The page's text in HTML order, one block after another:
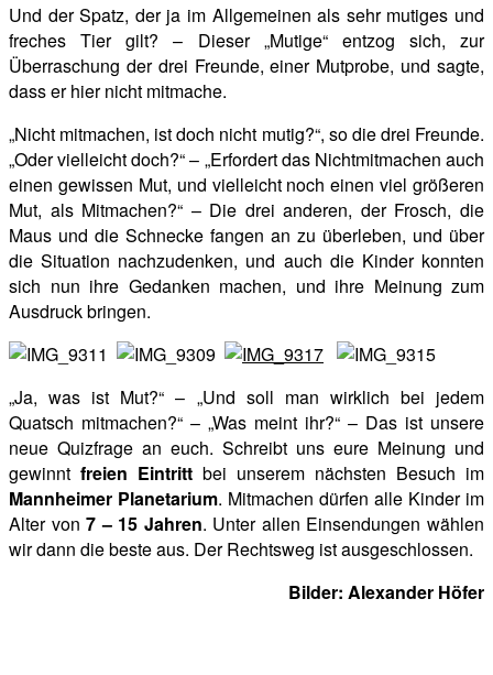
Und der Spatz, der ja im Allgemeinen als sehr mutiges und
freches Tier gilt? – Dieser „Mutige“ entzog sich, zur
Überraschung der drei Freunde, einer Mutprobe, und sagte,
dass er hier nicht mitmache.
„Nicht mitmachen, ist doch nicht mutig?“, so die drei Freunde.
„Oder vielleicht doch?“ – „Erfordert das Nichtmitmachen auch
einen gewissen Mut, und vielleicht noch einen viel größeren
Mut, als Mitmachen?“ – Die drei anderen, der Frosch, die
Maus und die Schnecke fangen an zu überleben, und über
die Situation nachzudenken, und auch die Kinder konnten
sich nun ihre Gedanken machen, und ihre Meinung zum
Ausdruck bringen.
„Ja, was ist Mut?“ – „Und soll man wirklich bei jedem
Quatsch mitmachen?“ – „Was meint ihr?“ – Das ist unsere
neue Quizfrage an euch. Schreibt uns eure Meinung und
gewinnt freien Eintritt bei unserem nächsten Besuch im
Mannheimer Planetarium. Mitmachen dürfen alle Kinder im
Alter von7 – 15 Jahren. Unter allen Einsendungen wählen
wir dann die beste aus. Der Rechtsweg ist ausgeschlossen.
Bilder: Alexander Höfer